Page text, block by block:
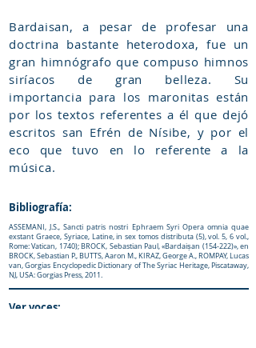
Bardaisan, a pesar de profesar una
doctrina bastante heterodoxa, fue un
gran himnógrafo que compuso himnos
siríacos de gran belleza. Su
importancia para los maronitas están
por los textos referentes a él que dejó
escritos san Efrén de Nísibe, y por el
eco que tuvo en lo referente a la
música.
Bibliografía:
ASSEMANI, J.S., Sancti patris nostri Ephraem Syri Opera omnia quae
exstant Graece, Syriace, Latine, in sex tomos distributa (5), vol. 5, 6 vol.,
Rome: Vatican, 1740); BROCK, Sebastian Paul, «Bardaiṣan (154-222)», en
BROCK, Sebastian P., BUTTS, Aaron M., KIRAZ, George A., ROMPAY, Lucas
van, Gorgias Encyclopedic Dictionary of The Syriac Heritage, Piscataway,
NJ, USA: Gorgias Press, 2011.
Ver voces: